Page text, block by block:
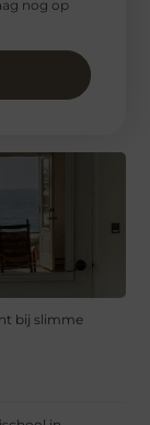
bij slimme
nog op